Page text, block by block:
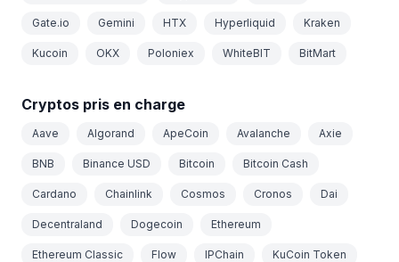
Gate.io Gemini HTX Hyperliquid Kraken
Kucoin OKX Poloniex WhiteBIT BitMart
Cryptos pris en charge
Aave Algorand ApeCoin Avalanche Axie
BNB Binance USD Bitcoin Bitcoin Cash
Cardano Chainlink Cosmos Cronos Dai
Decentraland Dogecoin Ethereum
Ethereum Classic Flow IPChain KuCoin Token